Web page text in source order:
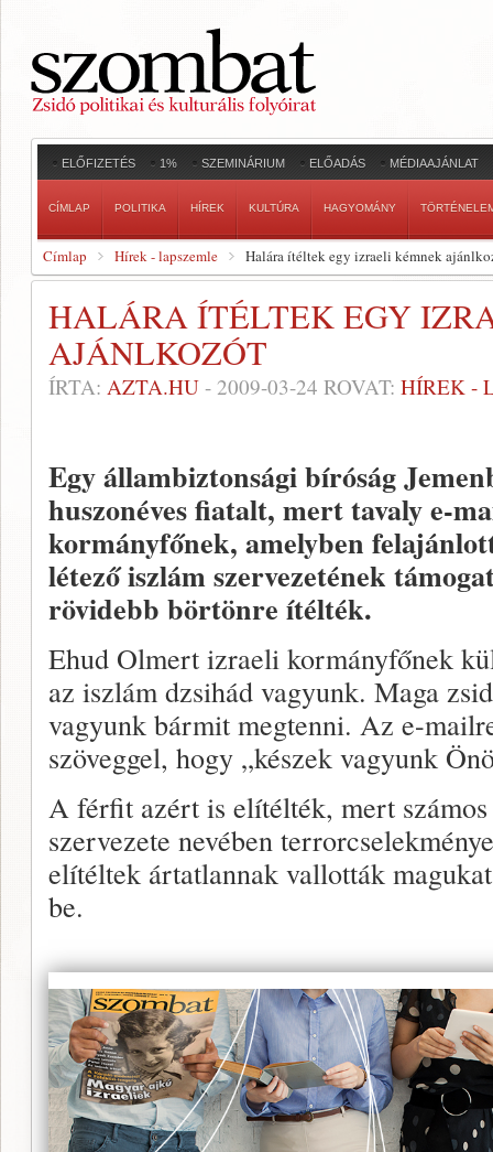
ELŐFIZETÉS 1% SZEMINÁRIUM ELŐADÁS MÉDIAAJÁNLAT
CÍMLAP POLITIKA HÍREK KULTÚRA HAGYOMÁNY
Címlap Hírek - lapszemle Halára ítéltek egy izraeli kémnek
HALÁRA ÍTÉLTEK EGY
AJÁNLKOZÓT
ÍRTA: AZTA.HU - 2009-03-24 ROVAT: HÍREK -
Egy állambiztonsági bíróság
huszonéves fiatalt, mert tavaly e-
kormányfőnek, amelyben
létező iszlám szervezetének
rövidebb börtönre ítélték.
Ehud Olmert izraeli kormányfőnek
az iszlám dzsihád vagyunk. Maga
vagyunk bármit megtenni. Az e-
szöveggel, hogy „készek vagyunk
A férfit azért is elítélték, mert számos
szervezete nevében
elítéltek ártatlannak vallották
be.